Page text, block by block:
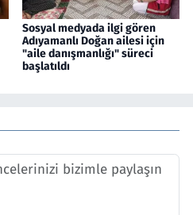
Sosyal medyada ilgi gören
Adıyamanlı Doğan ailesi için
"aile danışmanlığı" süreci
başlatıldı